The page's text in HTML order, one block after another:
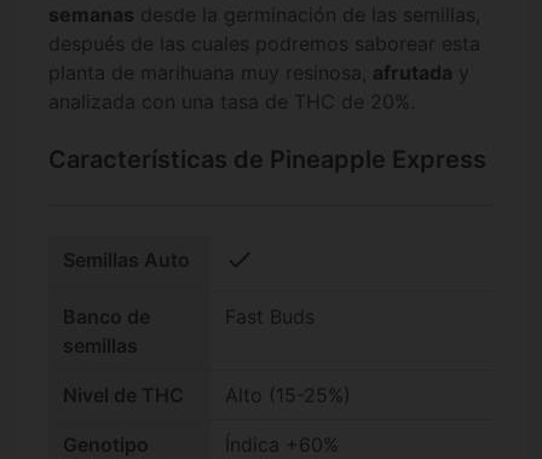
semanas desde la germinación de las semillas,
después de las cuales podremos saborear esta
planta de marihuana muy resinosa, afrutada y
analizada con una tasa de THC de 20%.
Características de Pineapple Express
Semillas Auto check
Banco de
semillas
Fast Buds
Nivel de THC Alto (15-25%)
Genotipo
Índica +60%